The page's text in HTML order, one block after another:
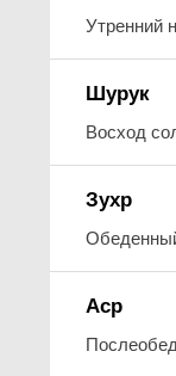
Утренний
Шурук
Восход
Зухр
Аср